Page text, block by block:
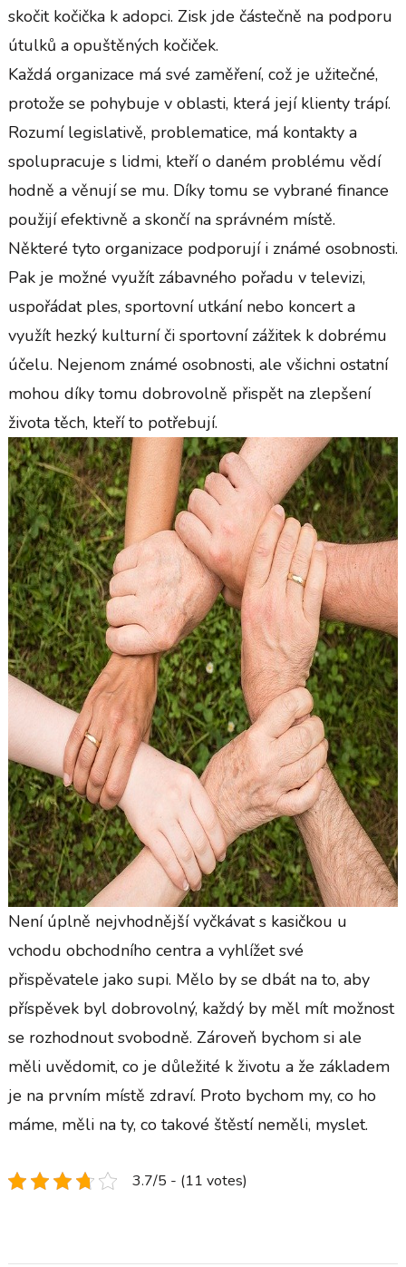
skočit kočička k adopci. Zisk jde částečně na podporu
útulků a opuštěných kočiček.
Každá organizace má své zaměření, což je užitečné,
protože se pohybuje v oblasti, která její klienty trápí.
Rozumí legislativě, problematice, má kontakty a
spolupracuje s lidmi, kteří o daném problému vědí
hodně a věnují se mu. Díky tomu se vybrané finance
použijí efektivně a skončí na správném místě.
Některé tyto organizace podporují i známé osobnosti.
Pak je možné využít zábavného pořadu v televizi,
uspořádat ples, sportovní utkání nebo koncert a
využít hezký kulturní či sportovní zážitek k dobrému
účelu. Nejenom známé osobnosti, ale všichni ostatní
mohou díky tomu dobrovolně přispět na zlepšení
života těch, kteří to potřebují.
Není úplně nejvhodnější vyčkávat s kasičkou u
vchodu obchodního centra a vyhlížet své
přispěvatele jako supi. Mělo by se dbát na to, aby
příspěvek byl dobrovolný, každý by měl mít možnost
se rozhodnout svobodně. Zároveň bychom si ale
měli uvědomit, co je důležité k životu a že základem
je na prvním místě zdraví. Proto bychom my, co ho
máme, měli na ty, co takové štěstí neměli, myslet.
3.7/5 - (11 votes)